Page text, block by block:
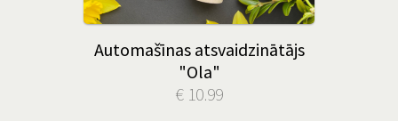
Automašīnas atsvaidzinātājs
"Ola"
€ 10.99